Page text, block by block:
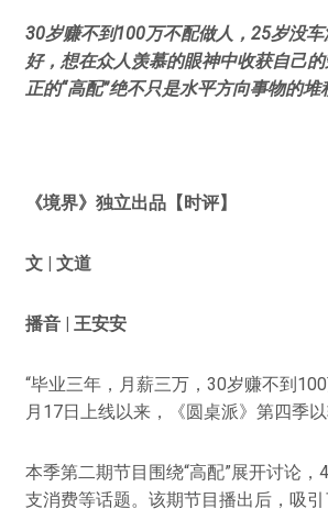
30岁赚不到100万不配做人，25岁没
好，想在众人羡慕的眼神中收获自己
正的“高配”绝不只是水平方向事物的堆
《境界》 独立出品【时评】
文 | 文道
播音 | 王安安
“毕业三年，月薪三万，30岁赚不到
月17日上线以来，《圆桌派》第四季
本季第二期节目围绕“高配”展开讨论
支消费等话题。该期节目播出后，吸引